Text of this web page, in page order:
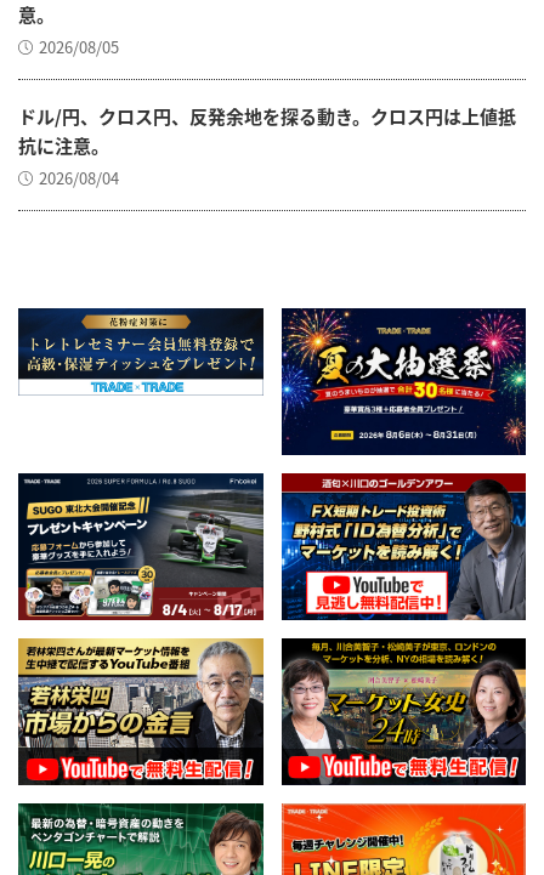
意。
2026/08/05
ドル/円、クロス円、反発余地を探る動き。クロス円は上値抵
抗に注意。
2026/08/04